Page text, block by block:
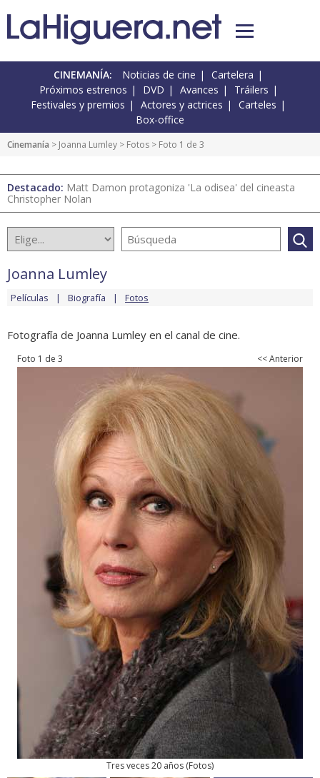
CINEMANÍA: Noticias de cine
Cartelera
Próximos estrenos
DVD Avances
Tráilers
Festivales y premios
Actores y actrices
Carteles
Box-office
Cinemanía > Joanna Lumley > Fotos > Foto 1 de 3
Destacado: Matt Damon protagoniza 'La odisea' del cineasta
Christopher Nolan
Joanna Lumley
Películas Biografía Fotos
Fotografía de Joanna Lumley en el canal de cine.
Foto 1 de 3 << Anterior
Tres veces 20 años (Fotos)